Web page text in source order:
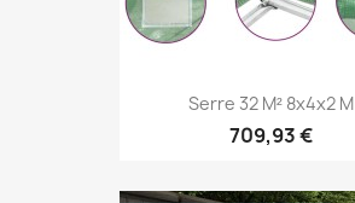
Serre 32 M² 8x4x2 M
709,93 €